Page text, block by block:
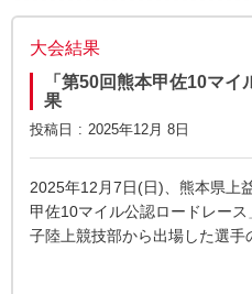
大会結果
「第50回熊本甲佐10マ
果
投稿日 2025年12月 8日
2025年12月7日(日)、 熊本県上
甲佐10マイル公認ロードレー
子陸上競技部から出場した選手